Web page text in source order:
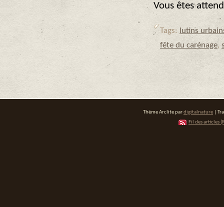
Vous êtes
Tags:
lutins
fête du carénage,
Thème Arclite pardigitalnature |
Fil des articles